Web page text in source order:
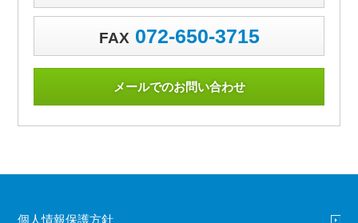
FAX 072-650-3715
メールでのお問い合わせ
個人情報保護方針